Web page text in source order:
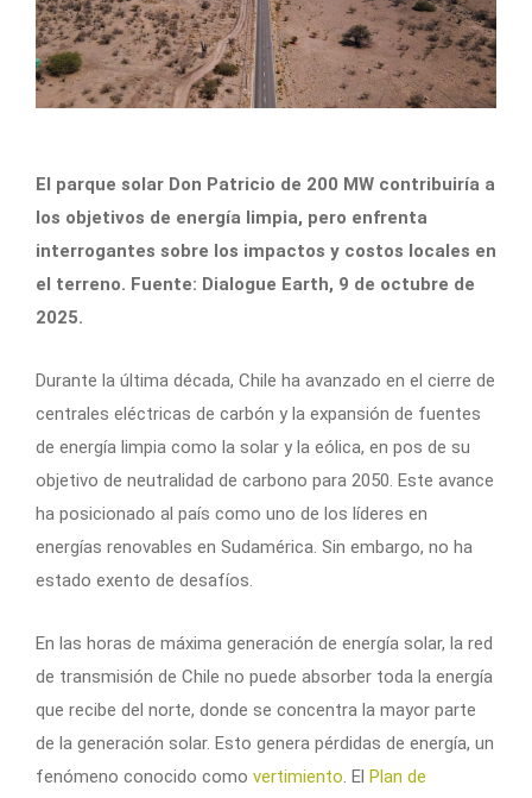
El parque solar Don Patricio de 200 MW contribuiría a
los objetivos de energía limpia, pero enfrenta
interrogantes sobre los impactos y costos locales en
el terreno. Fuente: Dialogue Earth, 9 de octubre de
2025.
Durante la última década, Chile ha avanzado en el cierre de
centrales eléctricas de carbón y la expansión de fuentes
de energía limpia como la solar y la eólica, en pos de su
objetivo de neutralidad de carbono para 2050. Este avance
ha posicionado al país como uno de los líderes en
energías renovables en Sudamérica. Sin embargo, no ha
estado exento de desafíos.
En las horas de máxima generación de energía solar, la red
de transmisión de Chile no puede absorber toda la energía
que recibe del norte, donde se concentra la mayor parte
de la generación solar. Esto genera pérdidas de energía, un
fenómeno conocido como vertimiento. El Plan de